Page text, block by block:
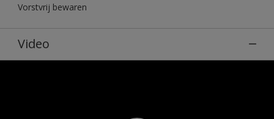
Vorstvrij bewaren
Video